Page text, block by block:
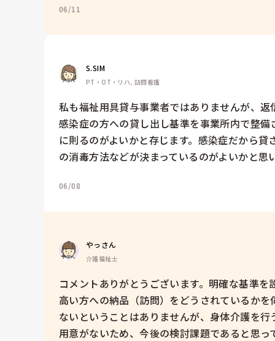
06/11
S.SIM
PT・OT・リハ, 訪問看護
私も福祉用具貸与事業者ではありませんが、返
感染症の方への貸し出し基準を事業所内で整
に則るのがよいかと存じます。感染症だから
の消毒方法などが決まっているのがよいかと思
06/08
やっさん
介護福祉士
コメントありがとうございます。明確な基準
高い方への納品（訪問）をどうされているか
ないということはありませんが、身体介護を
用意がないため、今後の検討課題であると思っ